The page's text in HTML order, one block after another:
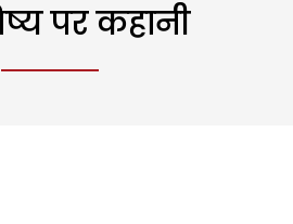
पर कहानी